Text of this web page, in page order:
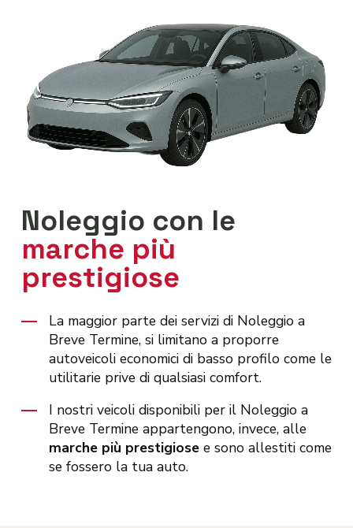
Noleggio con le
marche più
prestigiose
La maggior parte dei servizi di Noleggio a
Breve Termine, si limitano a proporre
autoveicoli economici di basso profilo come le
utilitarie prive di qualsiasi comfort.
I nostri veicoli disponibili per il Noleggio a
Breve Termine appartengono, invece, alle
marche più prestigiosee sono allestiti come
se fossero la tua auto.